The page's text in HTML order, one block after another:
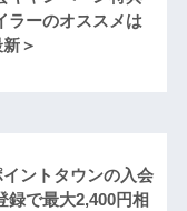
ラーのオススメは
＞
イントタウンの入会
録で最大2,400円相